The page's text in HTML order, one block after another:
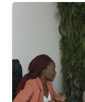
ЧАСЫ